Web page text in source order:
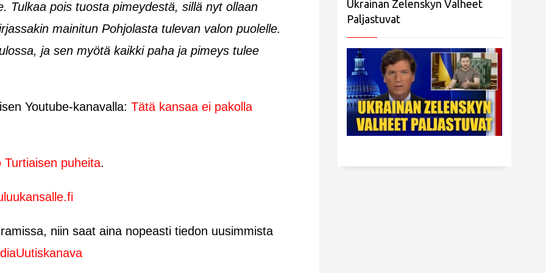
Tulkaa pois tuosta pimeydestä, sillä nyt ollaan
mainitun Pohjolasta tulevan valon puolelle.
ja sen myötä kaikki paha ja pimeys tulee
Youtube-kanavalla: Tätä kansaa ei pakolla
Turtiaisen puheita.
niin saat aina nopeasti tiedon uusimmista
Ukrainan Zelenskyn Valheet
Paljastuvat